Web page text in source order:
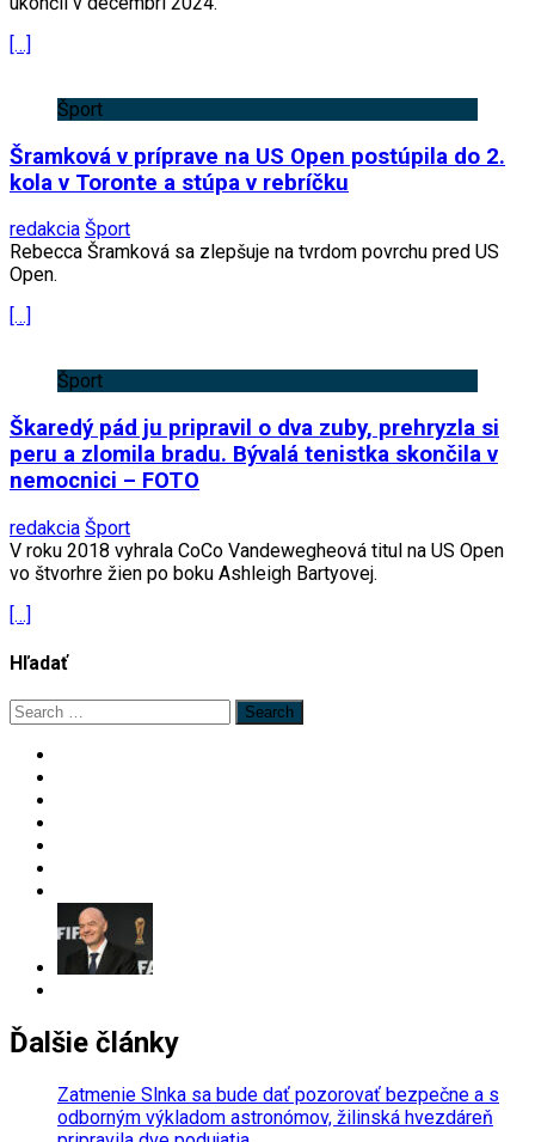
[…]
Šport
Šramková v príprave na US Open postúpila do 2.
kola v Toronte a stúpa v rebríčku
redakcia Šport
Rebecca Šramková sa zlepšuje na tvrdom povrchu pred US
Open.
[…]
Šport
Škaredý pád ju pripravil o dva zuby, prehryzla si
peru a zlomila bradu. Bývalá tenistka skončila v
nemocnici – FOTO
redakcia Šport
V roku 2018 vyhrala CoCo Vandewegheová titul na US Open
vo štvorhre žien po boku Ashleigh Bartyovej.
[…]
Hľadať
Search
Ďalšie články
Zatmenie Slnka sa bude dať pozorovať bezpečne a s
odborným výkladom astronómov, žilinská hvezdáreň